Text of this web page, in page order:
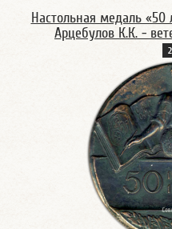
Настольная медаль «50
Арцебулов К.К. -